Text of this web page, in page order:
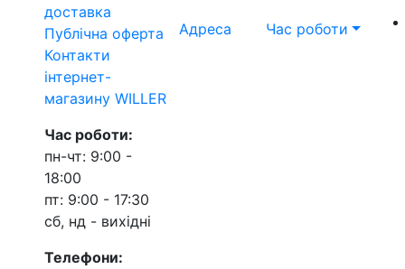
доставка
Публічна оферта
Контакти
інтернет-
магазину WILLER
Час роботи:
пн-чт: 9:00 -
18:00
пт: 9:00 - 17:30
сб, нд - вихідні
Телефони:
Адреса Час роботи